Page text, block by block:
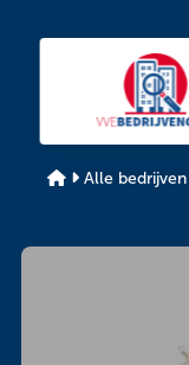
Alle bedrijven